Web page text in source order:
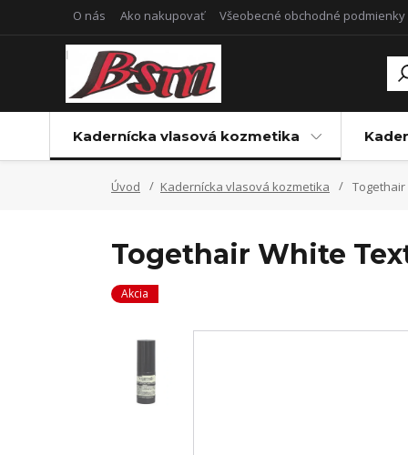
O nás Ako nakupovať Všeobecné obchodné podmienky
Kadernícka vlasová kozmetika
Úvod Kadernícka vlasová kozmetika Togethair
Togethair White
Akcia